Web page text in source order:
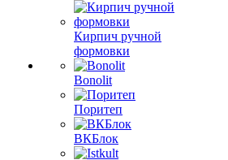
Кирпич ручной
формовки
Bonolit
Поритеп
ВКБлок